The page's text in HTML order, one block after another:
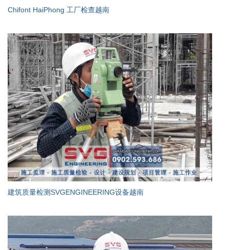
Chifont HaiPhong 工厂检查越南
建筑质量检测SVGENGINEERING设备越南